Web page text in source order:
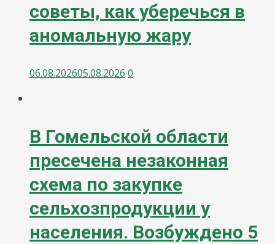
советы, как уберечься в
аномальную жару
06.08.202605.08.2026 0
В Гомельской области
пресечена незаконная
схема по закупке
сельхозпродукции у
населения. Возбуждено 5